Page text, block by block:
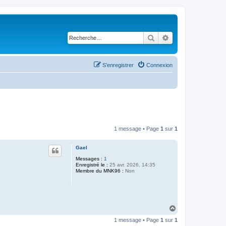
Rechercher
Connexion
S’enregistrer
1 message • Page 1 sur 1
Gael
Messages : 1
Enregistré le : 25 avr. 2026, 14:35
Membre du MNK96 : Non
u
1 message • Page 1 sur 1